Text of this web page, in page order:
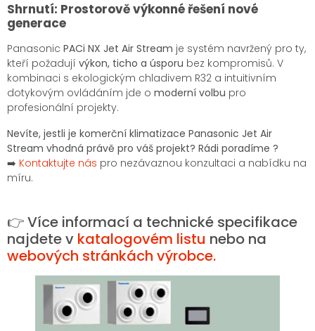
Shrnutí: Prostorově výkonné řešení nové
generace
Panasonic PACi NX Jet Air Stream je systém navržený pro ty,
kteří požadují výkon, ticho a úsporu bez kompromisů. V
kombinaci s ekologickým chladivem R32 a intuitivním
dotykovým ovládáním jde o moderní volbu pro
profesionální projekty.
Nevíte, jestli je komerční klimatizace Panasonic Jet Air
Stream vhodná právě pro váš projekt? Rádi poradíme ?
➡️ Kontaktujte nás pro nezávaznou konzultaci a nabídku na
míru.
👉 Více informací a technické specifikace
najdete v katalogovém listu nebo na
webových stránkách výrobce.